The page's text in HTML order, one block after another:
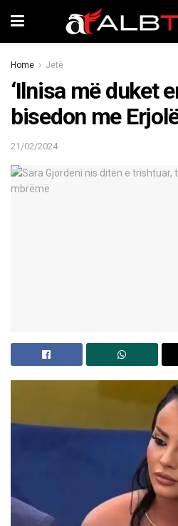
Home Jetë
‘Ilnisa më duket
bisedon me
21/02/2024